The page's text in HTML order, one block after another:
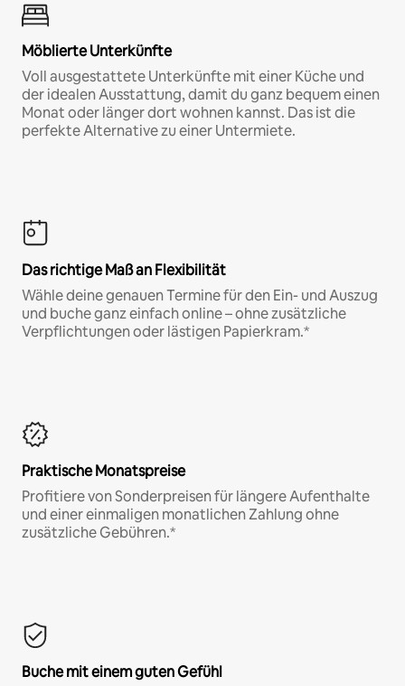
Möblierte Unterkünfte
Voll ausgestattete Unterkünfte mit einer Küche und
der idealen Ausstattung, damit du ganz bequem einen
Monat oder länger dort wohnen kannst. Das ist die
perfekte Alternative zu einer Untermiete.
Das richtige Maß an Flexibilität
Wähle deine genauen Termine für den Ein- und Auszug
und buche ganz einfach online – ohne zusätzliche
Verpflichtungen oder lästigen Papierkram.*
Praktische Monatspreise
Profitiere von Sonderpreisen für längere Aufenthalte
und einer einmaligen monatlichen Zahlung ohne
zusätzliche Gebühren.*
Buche mit einem guten Gefühl